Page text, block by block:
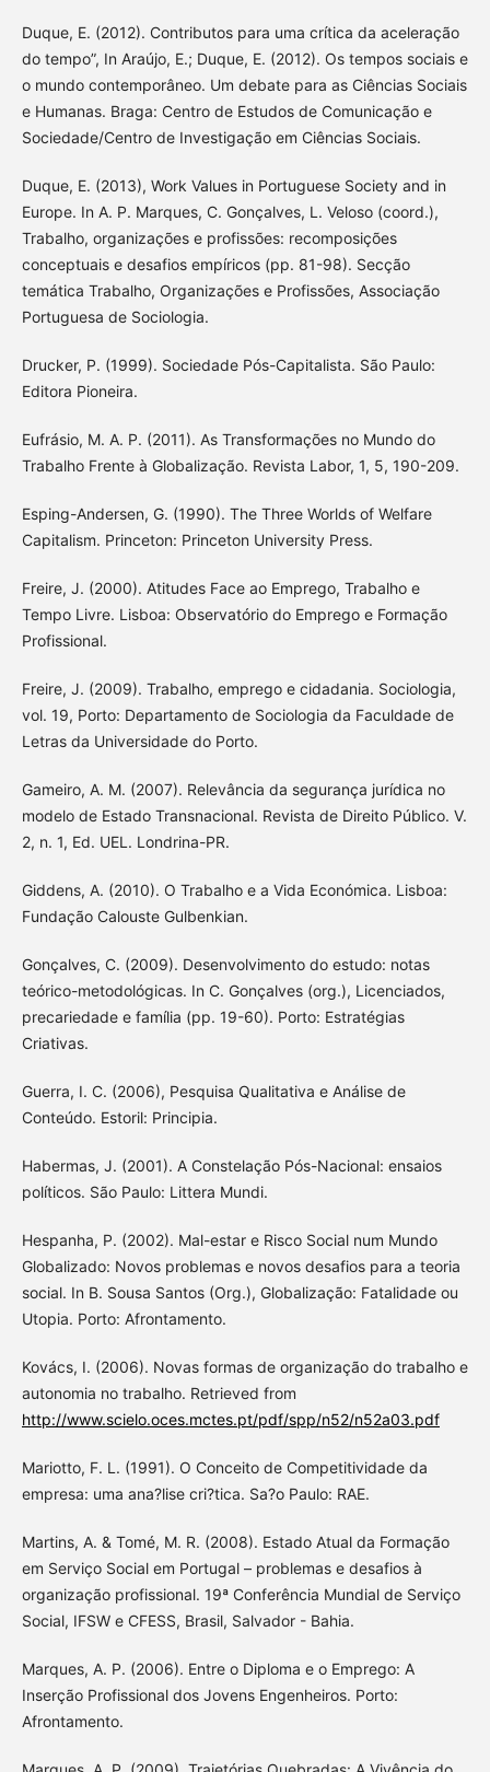
Duque, E. (2012). Contributos para uma crítica da aceleração
do tempo”, In Araújo, E.; Duque, E. (2012). Os tempos sociais e
o mundo contemporâneo. Um debate para as Ciências Sociais
e Humanas. Braga: Centro de Estudos de Comunicação e
Sociedade/Centro de Investigação em Ciências Sociais.
Duque, E. (2013), Work Values in Portuguese Society and in
Europe. In A. P. Marques, C. Gonçalves, L. Veloso (coord.),
Trabalho, organizações e profissões: recomposições
conceptuais e desafios empíricos (pp. 81-98). Secção
temática Trabalho, Organizações e Profissões, Associação
Portuguesa de Sociologia.
Drucker, P. (1999). Sociedade Pós-Capitalista. São Paulo:
Editora Pioneira.
Eufrásio, M. A. P. (2011). As Transformações no Mundo do
Trabalho Frente à Globalização. Revista Labor, 1, 5, 190-209.
Esping-Andersen, G. (1990). The Three Worlds of Welfare
Capitalism. Princeton: Princeton University Press.
Freire, J. (2000). Atitudes Face ao Emprego, Trabalho e
Tempo Livre. Lisboa: Observatório do Emprego e Formação
Profissional.
Freire, J. (2009). Trabalho, emprego e cidadania. Sociologia,
vol. 19, Porto: Departamento de Sociologia da Faculdade de
Letras da Universidade do Porto.
Gameiro, A. M. (2007). Relevância da segurança jurídica no
modelo de Estado Transnacional. Revista de Direito Público. V.
2, n. 1, Ed. UEL. Londrina-PR.
Giddens, A. (2010). O Trabalho e a Vida Económica. Lisboa:
Fundação Calouste Gulbenkian.
Gonçalves, C. (2009). Desenvolvimento do estudo: notas
teórico-metodológicas. In C. Gonçalves (org.), Licenciados,
precariedade e família (pp. 19-60). Porto: Estratégias
Criativas.
Guerra, I. C. (2006), Pesquisa Qualitativa e Análise de
Conteúdo. Estoril: Principia.
Habermas, J. (2001). A Constelação Pós-Nacional: ensaios
políticos. São Paulo: Littera Mundi.
Hespanha, P. (2002). Mal-estar e Risco Social num Mundo
Globalizado: Novos problemas e novos desafios para a teoria
social. In B. Sousa Santos (Org.), Globalização: Fatalidade ou
Utopia. Porto: Afrontamento.
Kovács, I. (2006). Novas formas de organização do trabalho e
autonomia no trabalho. Retrieved from
http://www.scielo.oces.mctes.pt/pdf/spp/n52/n52a03.pdf
Mariotto, F. L. (1991). O Conceito de Competitividade da
empresa: uma ana?lise cri?tica. Sa?o Paulo: RAE.
Martins, A. & Tomé, M. R. (2008). Estado Atual da Formação
em Serviço Social em Portugal – problemas e desafios à
organização profissional. 19ª Conferência Mundial de Serviço
Social, IFSW e CFESS, Brasil, Salvador - Bahia.
Marques, A. P. (2006). Entre o Diploma e o Emprego: A
Inserção Profissional dos Jovens Engenheiros. Porto:
Afrontamento.